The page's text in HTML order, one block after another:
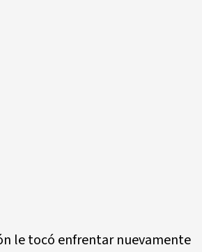
le tocó enfrentar nuevamente